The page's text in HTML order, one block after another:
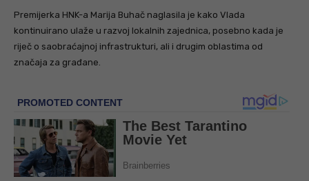
Premijerka HNK-a Marija Buhač naglasila je kako Vlada
kontinuirano ulaže u razvoj lokalnih zajednica, posebno kada je
riječ o saobraćajnoj infrastrukturi, ali i drugim oblastima od
značaja za građane.